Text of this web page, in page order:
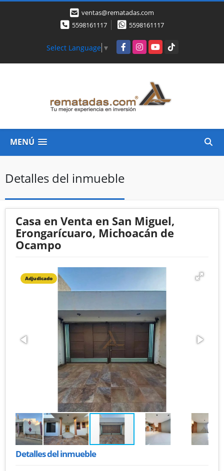
ventas@rematadas.com
5598161117
5598161117
Select Language ▼ FacebookInstagramYouTubeTikTok
MENÚ
Detalles del inmueble
Casa en Venta en San Miguel,
Erongarícuaro, Michoacán de
Ocampo
Adjudicado
Detalles del inmueble